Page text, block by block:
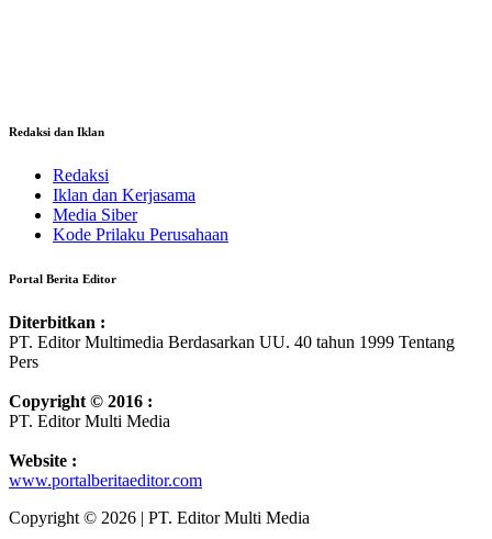
Redaksi dan Iklan
Redaksi
Iklan dan Kerjasama
Media Siber
Kode Prilaku Perusahaan
Portal Berita Editor
Diterbitkan :
PT. Editor Multimedia Berdasarkan UU. 40 tahun 1999 Tentang
Pers
Copyright © 2016 :
PT. Editor Multi Media
Website :
www.portalberitaeditor.com
Copyright © 2026 | PT. Editor Multi Media